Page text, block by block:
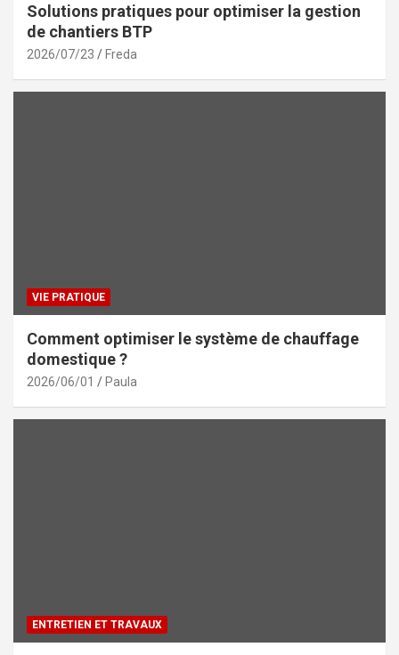
Solutions pratiques pour optimiser la gestion
de chantiers BTP
2026/07/23 Freda
VIE PRATIQUE
Comment optimiser le système de chauffage
domestique ?
2026/06/01 Paula
ENTRETIEN ET TRAVAUX